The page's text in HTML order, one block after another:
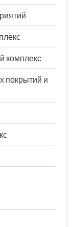
комплекс
покрытий и